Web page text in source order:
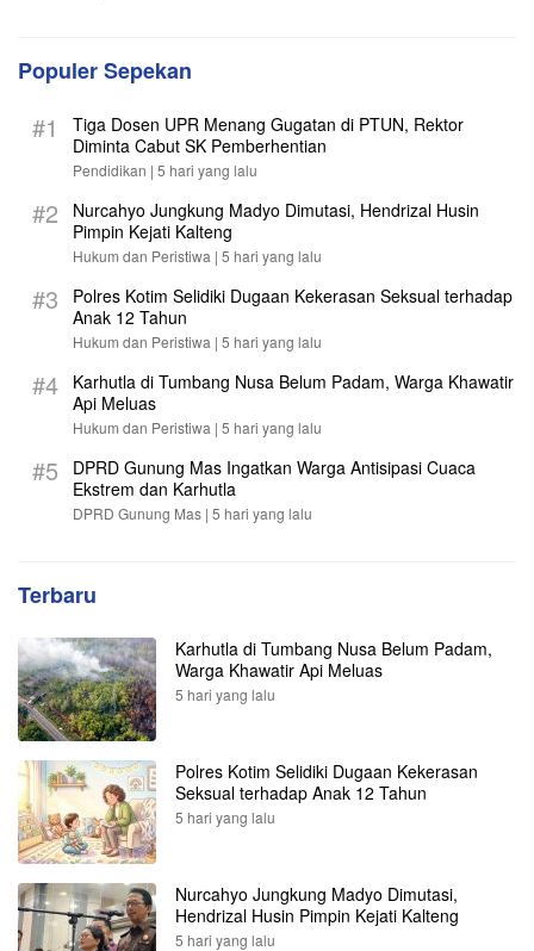
Populer Sepekan
#1
Tiga Dosen UPR Menang Gugatan di PTUN, Rektor
Diminta Cabut SK Pemberhentian
Pendidikan | 5 hari yang lalu
#2
Nurcahyo Jungkung Madyo Dimutasi, Hendrizal Husin
Pimpin Kejati Kalteng
Hukum dan Peristiwa | 5 hari yang lalu
#3
Polres Kotim Selidiki Dugaan Kekerasan Seksual terhadap
Anak 12 Tahun
Hukum dan Peristiwa | 5 hari yang lalu
#4
Karhutla di Tumbang Nusa Belum Padam, Warga Khawatir
Api Meluas
Hukum dan Peristiwa | 5 hari yang lalu
#5
DPRD Gunung Mas Ingatkan Warga Antisipasi Cuaca
Ekstrem dan Karhutla
DPRD Gunung Mas | 5 hari yang lalu
Terbaru
Karhutla di Tumbang Nusa Belum Padam,
Warga Khawatir Api Meluas
5 hari yang lalu
Polres Kotim Selidiki Dugaan Kekerasan
Seksual terhadap Anak 12 Tahun
5 hari yang lalu
Nurcahyo Jungkung Madyo Dimutasi,
Hendrizal Husin Pimpin Kejati Kalteng
5 hari yang lalu